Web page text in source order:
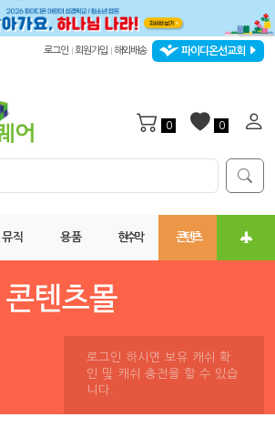
로그인 회원가입 해외배송 파이디온선교회
0 0
뮤직 용품 현수막 콘텐츠
로그인 하시면 보유 캐쉬 확
인 및 캐쉬 충전을 할 수 있습
니다.